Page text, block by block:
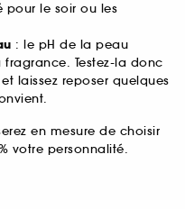
pour le soir ou les
: le pH de la peau
Testez-la donc
laissez reposer quelques
en mesure de choisir
votre personnalité.